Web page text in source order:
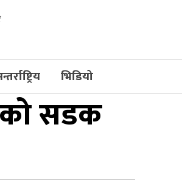
भिडियो
सडक